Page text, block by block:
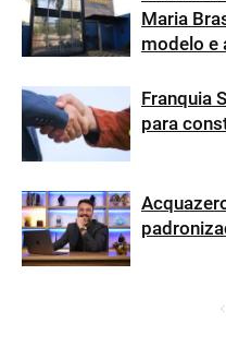
Maria
modelo e
Franquia
para